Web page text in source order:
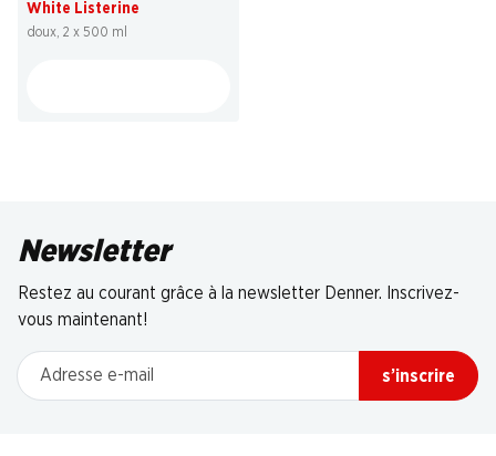
White Listerine
doux, 2 x 500 ml
Newsletter
Restez au courant grâce à la newsletter Denner. Inscrivez-
vous maintenant!
Adresse e-mail
s’inscrire